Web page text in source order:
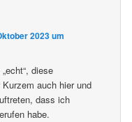
2023 um
diese
Kurzem auch hier und
dass ich
habe.